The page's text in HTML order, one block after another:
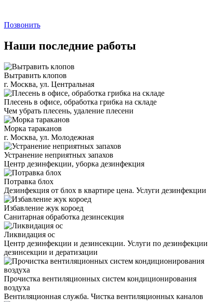
Позвонить
Наши последние работы
Вытравить клопов
г. Москва, ул. Центральная
Плесень в офисе, обработка грибка на складе
Чем убрать плесень, удаление плесени
Морка тараканов
г. Москва, ул. Молодежная
Устранение неприятных запахов
Центр дезинфекции, уборка дезинфекция
Потравка блох
Дезинфекция от блох в квартире цена. Услуги дезинфекции
Избавление жук короед
Санитарная обработка дезинсекция
Ликвидация ос
Центр дезинфекции и дезинсекции. Услуги по дезинфекции
дезинсекции и дератизации
Прочистка вентиляционных систем кондиционирования
воздуха
Вентиляционная служба. Чистка вентиляционных каналов